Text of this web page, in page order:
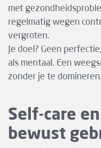
met
regelmatig wegen
vergroten.
Je doel? Geen
als mentaal. Een
zonder je te domineren.
Self-care
bewust